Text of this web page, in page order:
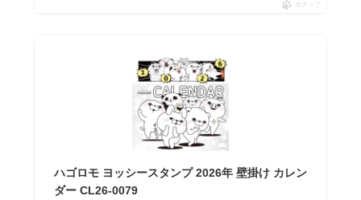
ポチップ
ハゴロモ ヨッシースタンプ 2026年 壁掛け カレン
ダー CL26-0079